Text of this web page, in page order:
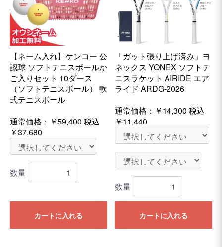
【ネーム入れ】ケンコー 公
認球 ソフトテニスボールか
ご入りセット 10ダース
（ソフトテニスボール） 軟
式テニスボール
通常価格： ￥59,400 税込
￥37,680
数量
カートに入れる
「ガット張り上げ済み」ヨ
ネックス YONEX ソフトテ
ニスラケット AIRIDE エア
ライド ARDG-2026
通常価格： ￥14,300 税込
￥11,440
数量
カートに入れる